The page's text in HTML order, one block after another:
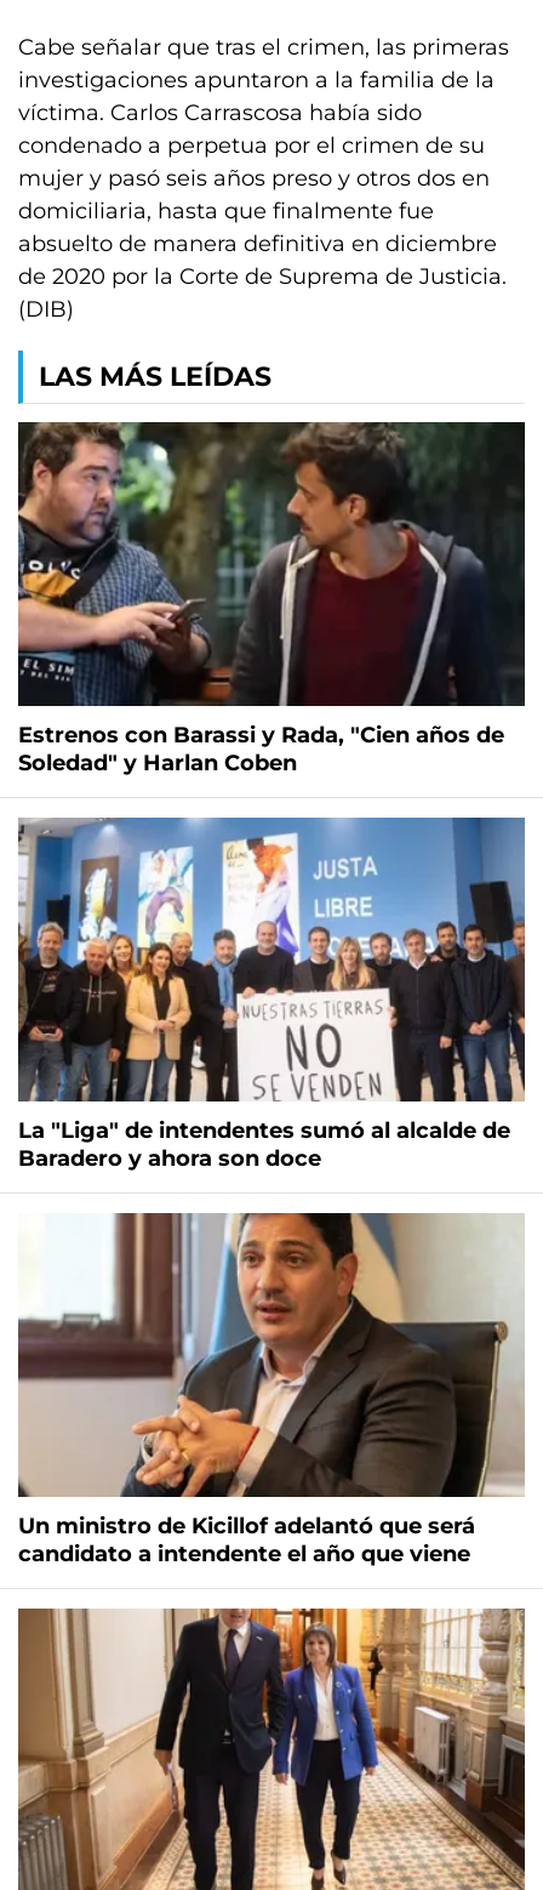
Cabe señalar que tras el crimen, las primeras
investigaciones apuntaron a la familia de la
víctima. Carlos Carrascosa había sido
condenado a perpetua por el crimen de su
mujer y pasó seis años preso y otros dos en
domiciliaria, hasta que finalmente fue
absuelto de manera definitiva en diciembre
de 2020 por la Corte de Suprema de Justicia.
(DIB)
LAS MÁS LEÍDAS
Estrenos con Barassi y Rada, "Cien años de
Soledad" y Harlan Coben
La "Liga" de intendentes sumó al alcalde de
Baradero y ahora son doce
Un ministro de Kicillof adelantó que será
candidato a intendente el año que viene